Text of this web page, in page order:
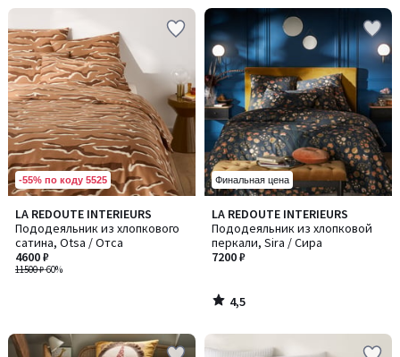
-55% по коду 5525
LA REDOUTE INTERIEURS
Пододеяльник из хлопкового
сатина, Otsa / Отса
11500 ₽-60%
4600 ₽
Финальная цена
LA REDOUTE INTERIEURS
Пододеяльник из хлопковой
перкали, Sira / Сира
7200 ₽
4,5
/ 5
4,5
/